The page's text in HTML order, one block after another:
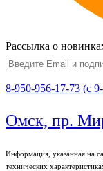
Рассылка о
8-950-956-17-73 (с
Омск, пр.
Информация, указанная на
технических